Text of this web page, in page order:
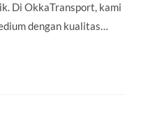
Di OkkaTransport, kami
dengan kualitas…